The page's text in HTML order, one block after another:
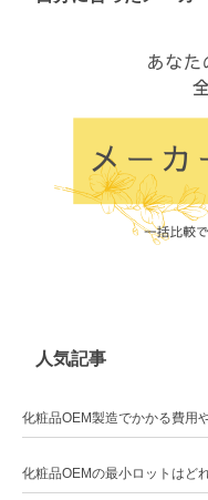
人気記事
化粧品OEM製造でかかる費用
化粧品OEMの最小ロットはど